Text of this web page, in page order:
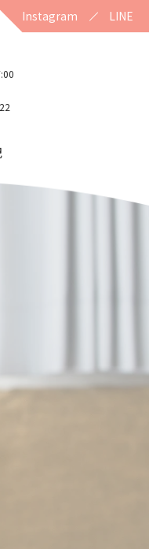
Instagram LINE